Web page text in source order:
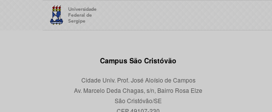
Campus São Cristóvão
Cidade Univ. Prof. José Aloísio de Campos
Av. Marcelo Deda Chagas, s/n, Bairro Rosa Elze
São Cristóvão/SE